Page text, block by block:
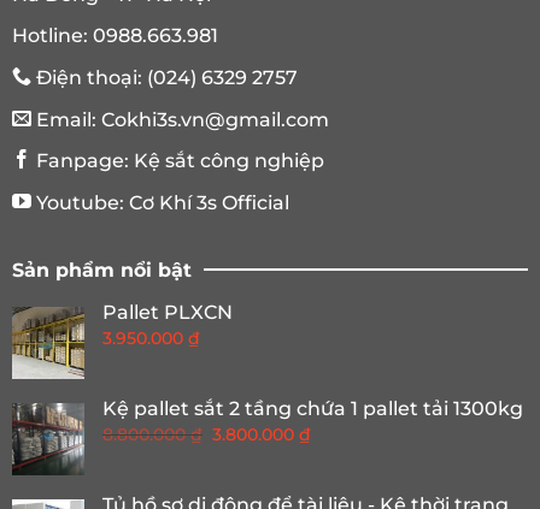
Hotline: 0988.663.981
Điện thoại: (024) 6329 2757
Email: Cokhi3s.vn@gmail.com
Fanpage: Kệ sắt công nghiệp
Youtube: Cơ Khí 3s Official
Sản phẩm nổi bật
Pallet PLXCN
3.950.000 ₫
Kệ pallet sắt 2 tầng chứa 1 pallet tải 1300kg
8.800.000 ₫ Giá
3.800.000₫Giá
Tủ hồ sơ di động để tài liệu - Kệ thời trang